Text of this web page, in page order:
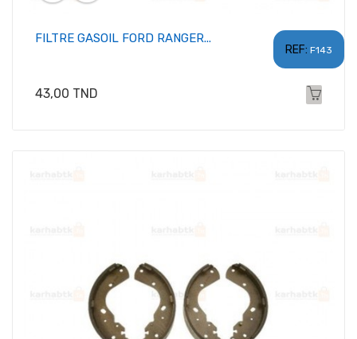
REF: F143
FILTRE GASOIL FORD RANGER...
Prix
43,00 TND